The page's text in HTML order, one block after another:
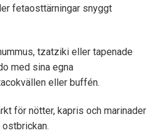
fetaosttärningar snyggt
tzatziki eller tapenade
med sina egna
eller buffén.
för nötter, kapris och marinader